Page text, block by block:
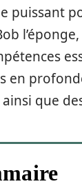
puissant
en
que